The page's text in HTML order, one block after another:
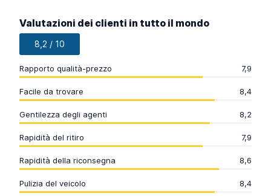
Valutazioni dei clienti in tutto il mondo
8,2 / 10
Rapporto qualità-prezzo 7,9
Facile da trovare 8,4
Gentilezza degli agenti 8,2
Rapidità del ritiro 7,9
Rapidità della riconsegna 8,6
Pulizia del veicolo 8,4